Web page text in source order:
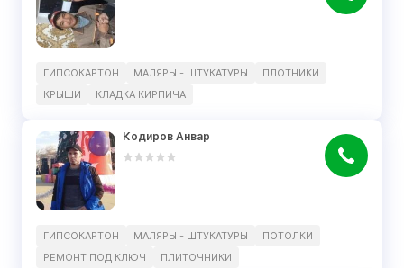
ГИПСОКАРТОН МАЛЯРЫ - ШТУКАТУРЫ
ПЛОТНИКИ
КРЫШИ
КЛАДКА КИРПИЧА
Кодиров Анвар
ГИПСОКАРТОН МАЛЯРЫ - ШТУКАТУРЫ
ПОТОЛКИ
РЕМОНТ ПОД КЛЮЧ
ПЛИТОЧНИКИ